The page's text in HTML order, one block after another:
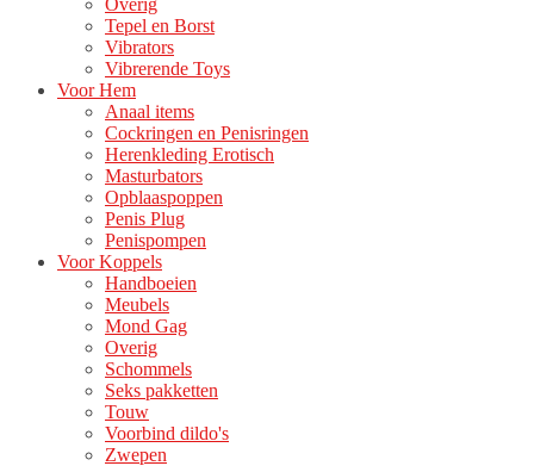
Tepel en Borst
Vibrators
Vibrerende Toys
Voor Hem
Anaal items
Cockringen en Penisringen
Herenkleding Erotisch
Masturbators
Opblaaspoppen
Penis Plug
Penispompen
Voor Koppels
Handboeien
Meubels
Mond Gag
Overig
Schommels
Seks pakketten
Touw
Voorbind dildo's
Zwepen